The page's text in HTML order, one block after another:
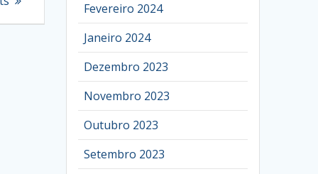
Fevereiro 2024
Janeiro 2024
Dezembro 2023
Novembro 2023
Outubro 2023
Setembro 2023